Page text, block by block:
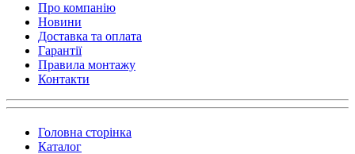
Про компанію
Новини
Доставка та оплата
Гарантії
Правила монтажу
Контакти
Головна сторінка
Каталог